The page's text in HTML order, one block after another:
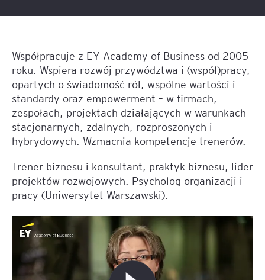
Współpracuje z EY Academy of Business od 2005
roku. Wspiera rozwój przywództwa i (współ)pracy,
opartych o świadomość ról, wspólne wartości i
standardy oraz empowerment – w firmach,
zespołach, projektach działających w warunkach
stacjonarnych, zdalnych, rozproszonych i
hybrydowych. Wzmacnia kompetencje trenerów.
Trener biznesu i konsultant, praktyk biznesu, lider
projektów rozwojowych. Psycholog organizacji i
pracy (Uniwersytet Warszawski).